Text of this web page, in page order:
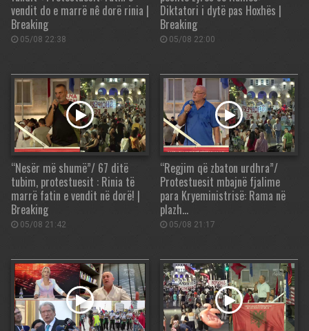
vendit do e marrë nê dorë rinia |
Breaking
05/08 22:38
Diktatori i dytë pas Hoxhës |
Breaking
05/08 22:00
“Nesër më shumë”/ 67 ditë
tubim, protestuesit : Rinia të
marrë fatin e vendit në dorë! |
Breaking
05/08 21:42
“Regjim që zbaton urdhra”/
Protestuesit mbajnë fjalime
para Kryeministrisë: Rama në
plazh…
05/08 21:17